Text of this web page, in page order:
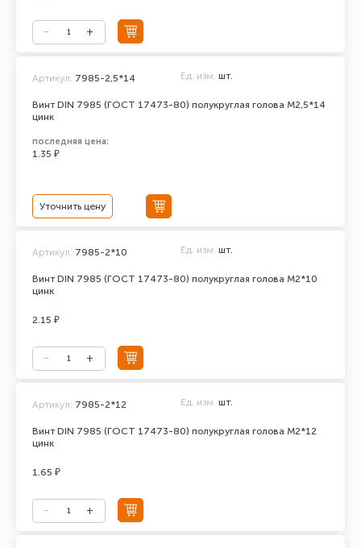
Винт DIN 7985 (ГОСТ 17473-80) полукруглая голова М2,5*14
цинк
Артикул: 7985-2,5*14 Ед. изм. шт.
последняя цена:
1.35 ₽
Уточнить цену
Винт DIN 7985 (ГОСТ 17473-80) полукруглая голова М2*10
цинк
Артикул: 7985-2*10 Ед. изм. шт.
2.15 ₽
Винт DIN 7985 (ГОСТ 17473-80) полукруглая голова М2*12
цинк
Артикул: 7985-2*12 Ед. изм. шт.
1.65 ₽